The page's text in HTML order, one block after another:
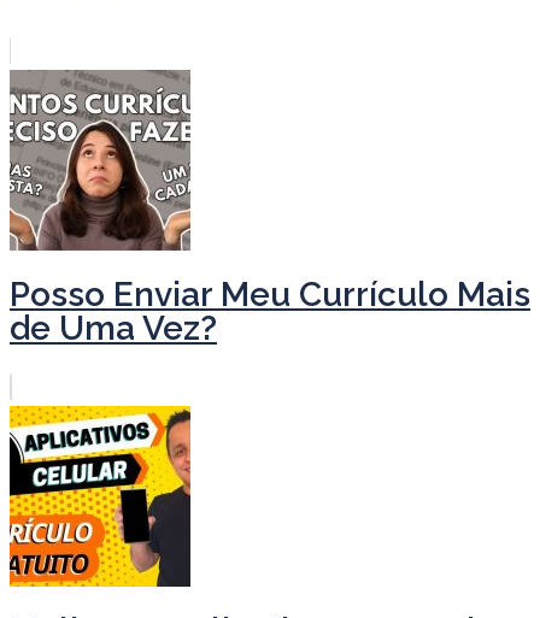
Posso Enviar Meu Currículo Mais
de Uma Vez?